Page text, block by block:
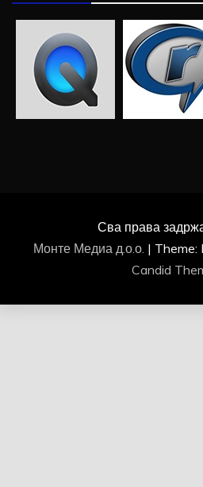
Сва права
Монте Медиа д.о.о. | Theme:
Candid